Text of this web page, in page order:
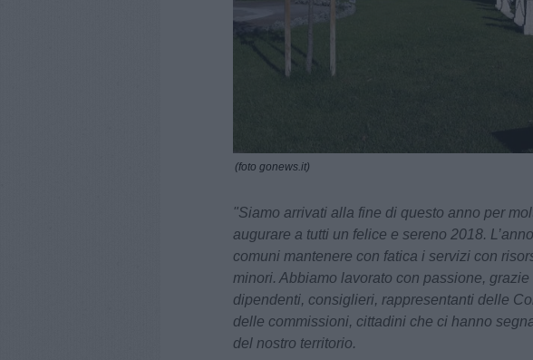
(foto gonews.it)
"Siamo arrivati alla fine di questo anno per
augurare a tutti un felice e sereno 2018.
comuni mantenere con fatica i servizi con
minori. Abbiamo lavorato con passione, grazie
dipendenti, consiglieri, rappresentanti delle
delle commissioni, cittadini che ci hanno
del nostro territorio.